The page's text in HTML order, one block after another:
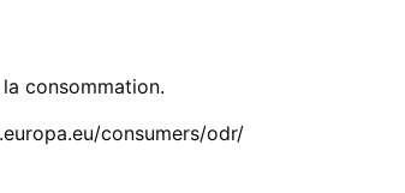
consommation.
consumers/odr/